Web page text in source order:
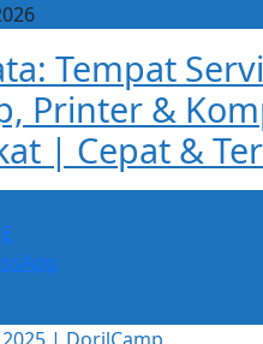
Tempat
Printer &
| Cepat &